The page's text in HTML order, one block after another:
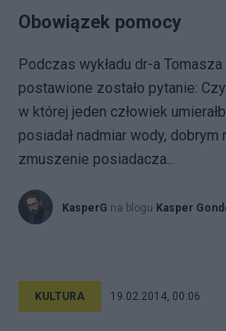
Obowiązek pomocy
Podczas wykładu dr-a
postawione zostało pytanie:
w której jeden człowiek
posiadał nadmiar wody, dobrym
zmuszenie posiadacza...
KasperG na blogu Kasper
KULTURA 19.02.2014, 00:06